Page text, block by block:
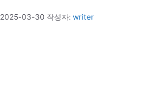
2025-03-30 작성자: writer